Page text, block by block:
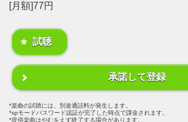
[月額]77円
試聴
承諾して登録
楽曲の試聴には、別途通話料が発生します。
spモードパスワード認証が完了した時点で課金されます。
提供楽曲はやむをえず終了する場合があります。